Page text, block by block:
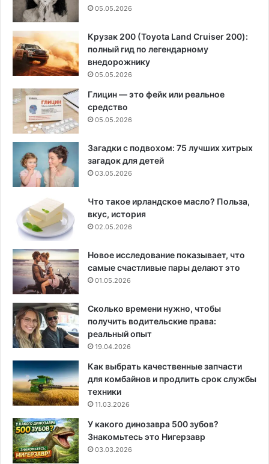
05.05.2026
Крузак 200 (Toyota Land Cruiser 200):
полный гид по легендарному
внедорожнику
05.05.2026
Глицин — это фейк или реальное
средство
05.05.2026
Загадки с подвохом: 75 лучших хитрых
загадок для детей
03.05.2026
Что такое ирландское масло? Польза,
вкус, история
02.05.2026
Новое исследование показывает, что
самые счастливые пары делают это
01.05.2026
Сколько времени нужно, чтобы
получить водительские права:
реальный опыт
19.04.2026
Как выбрать качественные запчасти
для комбайнов и продлить срок службы
техники
11.03.2026
У какого динозавра 500 зубов?
Знакомьтесь это Нигерзавр
03.03.2026